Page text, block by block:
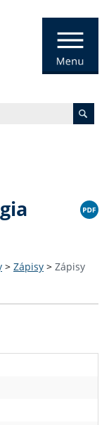
> Zápisy > Zápisy